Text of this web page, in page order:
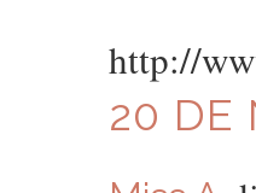
http://
20 DE